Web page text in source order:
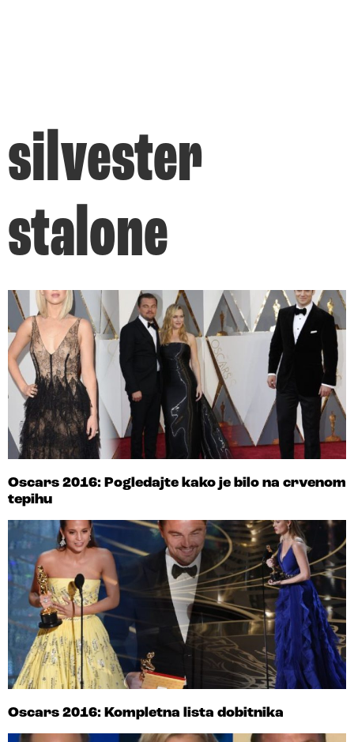
silvester
stalone
Oscars 2016: Pogledajte kako je bilo na crvenom
tepihu
Oscars 2016: Kompletna lista dobitnika